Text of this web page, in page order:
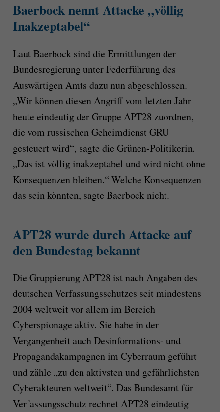
Baerbock nennt Attacke „völlig
Inakzeptabel“
Laut Baerbock sind die Ermittlungen der
Bundesregierung unter Federführung des
Auswärtigen Amts dazu nun abgeschlossen.
„Wir können diesen Angriff vom letzten Jahr
heute eindeutig der Gruppe APT28 zuordnen,
die vom russischen Geheimdienst GRU
gesteuert wird“, sagte die Grünen-Politikerin.
„Das ist völlig inakzeptabel und wird nicht ohne
Konsequenzen bleiben.“ Welche Konsequenzen
das sein könnten, sagte Baerbock nicht.
APT28 wurde durch Attacke auf
den Bundestag bekannt
Die Gruppierung APT28 ist nach Angaben des
deutschen Verfassungsschutzes seit mindestens
2004 weltweit vor allem im Bereich
Cyberspionage aktiv. Sie habe in der
Vergangenheit auch Desinformations- und
Propagandakampagnen im Cyberraum geführt
und zähle „zu den aktivsten und gefährlichsten
Cyberakteuren weltweit“. Das Bundesamt für
Verfassungsschutz rechnet APT28 eindeutig